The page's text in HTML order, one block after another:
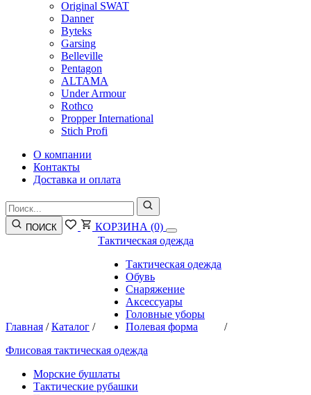
Original SWAT
Danner
Byteks
Garsing
Belleville
Pentagon
ALTAMA
Under Armour
Rothco
Propper International
Stich Profi
О компании
Контакты
Доставка и оплата
ПОИСК КОРЗИНА (0)
Главная /Каталог /
Тактическая одежда
Тактическая одежда
Обувь
Снаряжение
Аксессуары
Головные уборы
Полевая форма
/
Флисовая тактическая одежда
Морские бушлаты
Тактические рубашки